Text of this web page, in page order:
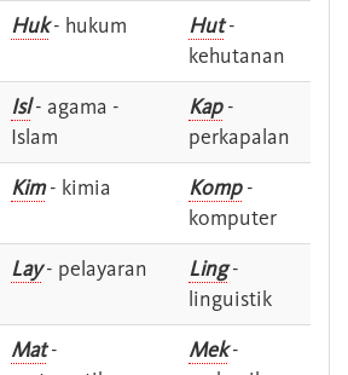
Huk- hukum Hut-
kehutanan
Isl- agama -
Islam
Kap-
perkapalan
Kim- kimia Komp-
komputer
Lay- pelayaran Ling-
linguistik
Mat-
Mek-